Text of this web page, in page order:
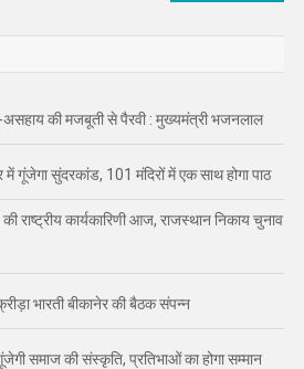
असहाय की मजबूती से पैरवी : मुख्यमंत्री भजनलाल
गूंजेगा सुंदरकांड, 101 मंदिरों में एक साथ होगा पाठ
राष्ट्रीय कार्यकारिणी आज, राजस्थान निकाय चुनाव
भारती बीकानेर की बैठक संपन्न
समाज की संस्कृति, प्रतिभाओं का होगा सम्मान